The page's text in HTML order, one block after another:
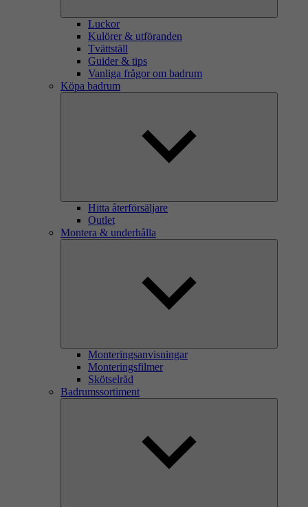
Luckor
Kulörer & utföranden
Tvättställ
Guider & tips
Vanliga frågor om badrum
Köpa badrum
Hitta återförsäljare
Outlet
Montera & underhålla
Monteringsanvisningar
Monteringsfilmer
Skötselråd
Badrumssortiment